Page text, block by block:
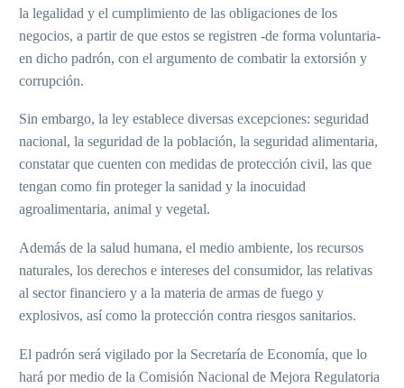
la legalidad y el cumplimiento de las obligaciones de los
negocios, a partir de que estos se registren -de forma voluntaria-
en dicho padrón, con el argumento de combatir la extorsión y
corrupción.
Sin embargo, la ley establece diversas excepciones: seguridad
nacional, la seguridad de la población, la seguridad alimentaria,
constatar que cuenten con medidas de protección civil, las que
tengan como fin proteger la sanidad y la inocuidad
agroalimentaria, animal y vegetal.
Además de la salud humana, el medio ambiente, los recursos
naturales, los derechos e intereses del consumidor, las relativas
al sector financiero y a la materia de armas de fuego y
explosivos, así como la protección contra riesgos sanitarios.
El padrón será vigilado por la Secretaría de Economía, que lo
hará por medio de la Comisión Nacional de Mejora Regulatoria